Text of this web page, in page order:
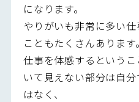
になります。
やりがいも非常に多い
こともたくさんあります。
仕事を体感するという
いて見えない部分は自
はなく、